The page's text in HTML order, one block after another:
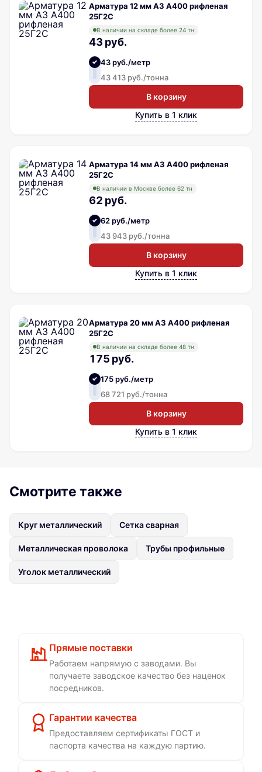
Арматура 12 мм А3 А400 рифленая
25Г2С
В наличии на складе более 24 тн
43 руб.
43 руб./метр
43 413 руб./тонна
В корзину
Купить в 1 клик
Арматура 14 мм А3 А400 рифленая
25Г2С
В наличии в Москве более 62 тн
62 руб.
62 руб./метр
43 943 руб./тонна
В корзину
Купить в 1 клик
Арматура 20 мм А3 А400 рифленая
25Г2С
В наличии на складе более 48 тн
175 руб.
175 руб./метр
68 721 руб./тонна
В корзину
Купить в 1 клик
Смотрите также
Круг металлический Сетка сварная
Металлическая проволока Трубы профильные
Уголок металлический
Прямые поставки
Работаем напрямую с заводами. Вы
получаете заводское качество без наценок
посредников.
Гарантии качества
Предоставляем сертификаты ГОСТ и
паспорта качества на каждую партию.